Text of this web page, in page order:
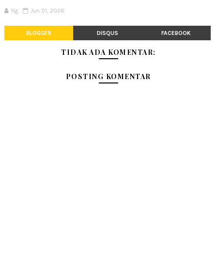
Ng Jun 01, 2026
BLOGGER DISQUS FACEBOOK
TIDAK ADA KOMENTAR:
POSTING KOMENTAR